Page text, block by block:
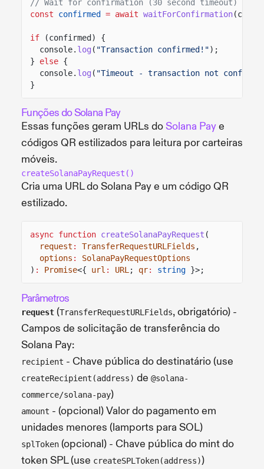
// Wait for confirmation (30 second timeout)
const
confirmed = await waitForConfirmation
if
(confirmed) {
console. log ( "Transaction confirmed!");
}
else {
console. log ( "Timeout - transaction not
}
Funções do Solana Pay
Essas funções geram URLs doSolana Paye
códigos QR estilizados para leitura por carteiras
móveis.
createSolanaPayRequest()
Cria uma URL do Solana Pay e um código QR
estilizado.
async function createSolanaPayRequest (
request : TransferRequestURLFields ,
options :
SolanaPayRequestOptions
) : Promise<{ url : URL ; qr: string }>;
Parâmetros
request (TransferRequestURLFields, obrigatório) -
Campos de solicitação de transferência do
Solana Pay:
recipient - Chave pública do destinatário (use
createRecipient(address) de @solana-
commerce/solana-pay)
amount - (opcional) Valor do pagamento em
unidades menores (lamports para SOL)
splToken (opcional) - Chave pública do mint do
token SPL (use createSPLToken(address))